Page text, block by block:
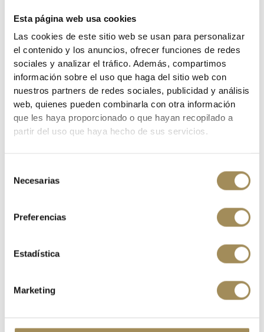
Esta página web usa cookies
Las cookies de este sitio web se usan para personalizar
el contenido y los anuncios, ofrecer funciones de redes
sociales y analizar el tráfico. Además, compartimos
información sobre el uso que haga del sitio web con
nuestros partners de redes sociales, publicidad y análisis
web, quienes pueden combinarla con otra información
que les haya proporcionado o que hayan recopilado a
partir del uso que haya hecho de sus servicios.
Necesarias
Preferencias
Estadística
Marketing
CAMISETA FOX RANGER TRU DRI LS PNE
€65.00 €45.50
€38.50